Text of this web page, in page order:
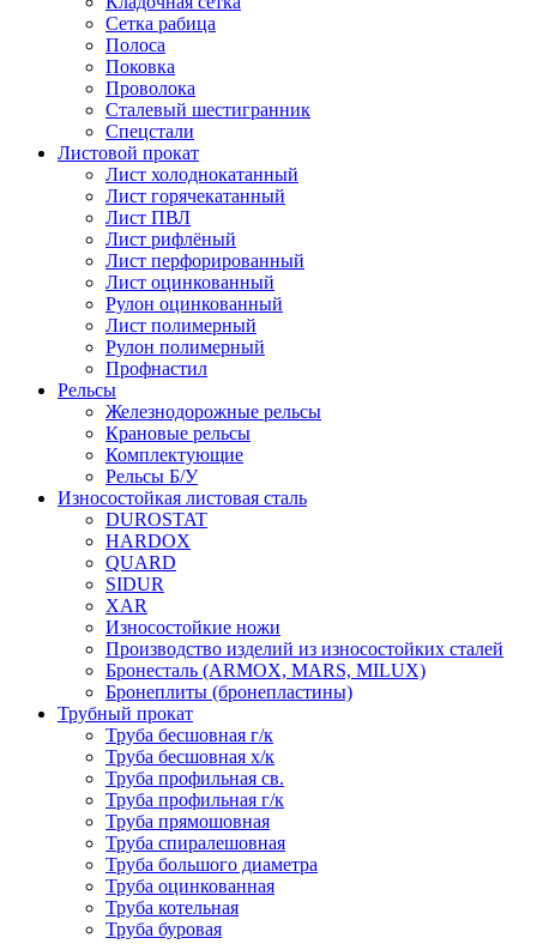
Сетка рабица
Полоса
Поковка
Проволока
Сталевый шестигранник
Спецстали
Листовой прокат
Лист холоднокатанный
Лист горячекатанный
Лист ПВЛ
Лист рифлёный
Лист перфорированный
Лист оцинкованный
Рулон оцинкованный
Лист полимерный
Рулон полимерный
Профнастил
Рельсы
Железнодорожные рельсы
Крановые рельсы
Комплектующие
Рельсы Б/У
Износостойкая листовая сталь
DUROSTAT
HARDOX
QUARD
SIDUR
XAR
Износостойкие ножи
Производство изделий из износостойких сталей
Бронесталь (ARMOX, MARS, MILUX)
Бронеплиты (бронепластины)
Трубный прокат
Труба бесшовная г/к
Труба бесшовная х/к
Труба профильная св.
Труба профильная г/к
Труба прямошовная
Труба спиралешовная
Труба большого диаметра
Труба оцинкованная
Труба котельная
Труба буровая